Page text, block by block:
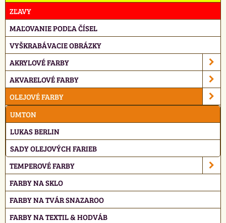
ZĽAVY
MAĽOVANIE PODĽA ČÍSEL
VYŠKRABÁVACIE OBRÁZKY
AKRYLOVÉ FARBY
AKVARELOVÉ FARBY
OLEJOVÉ FARBY
UMTON
LUKAS BERLIN
SADY OLEJOVÝCH FARIEB
TEMPEROVÉ FARBY
FARBY NA SKLO
FARBY NA TVÁR SNAZAROO
FARBY NA TEXTIL & HODVÁB